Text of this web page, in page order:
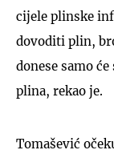
cijele plinske
dovoditi plin,
donese samo
plina, rekao je.
Tomašević